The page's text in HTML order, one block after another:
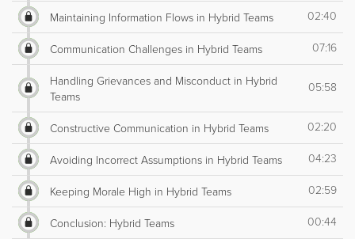
Maintaining Information Flows in Hybrid Teams 02:40
Communication Challenges in Hybrid Teams 07:16
Handling Grievances and Misconduct in Hybrid
Teams
05:58
Constructive Communication in Hybrid Teams 02:20
Avoiding Incorrect Assumptions in Hybrid Teams 04:23
Keeping Morale High in Hybrid Teams 02:59
Conclusion: Hybrid Teams 00:44